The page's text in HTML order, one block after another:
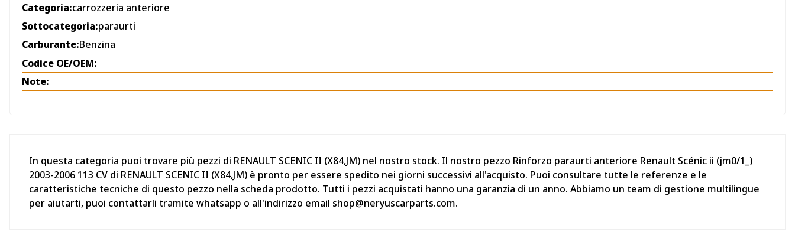
Categoria:carrozzeria anteriore
Sottocategoria:paraurti
Carburante:Benzina
Codice OE/OEM:
Note:
In questa categoria puoi trovare più pezzi di RENAULT SCENIC II (X84,JM) nel nostro stock. Il nostro pezzo Rinforzo paraurti anteriore Renault Scénic ii (jm0/1_)
2003-2006 113 CV di RENAULT SCENIC II (X84,JM) è pronto per essere spedito nei giorni successivi all'acquisto. Puoi consultare tutte le referenze e le
caratteristiche tecniche di questo pezzo nella scheda prodotto. Tutti i pezzi acquistati hanno una garanzia di un anno. Abbiamo un team di gestione multilingue
per aiutarti, puoi contattarli tramite whatsapp o all'indirizzo email shop@neryuscarparts.com.